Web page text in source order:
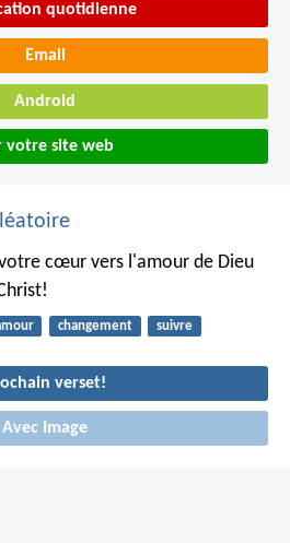
quotidienne
Email
Android
votre site web
cœur vers l'amour de Dieu
changement suivre
verset!
Avec Image